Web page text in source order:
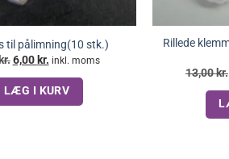
til pålimning(10 stk.)
Den
pris
var:
9,00 kr..
6,00 kr.Den
pris
er:
6,00 kr..
inkl. moms
LÆG I KURV
Rillede
13,00kr.